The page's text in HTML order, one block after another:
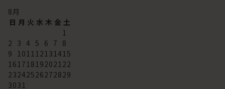
8 月
日 月 火 水 木 金 土
1
2 3 4 5 6 7 8
9
10 11 12 13 14 15
16 17 18 192021 22
23242526272829
3031